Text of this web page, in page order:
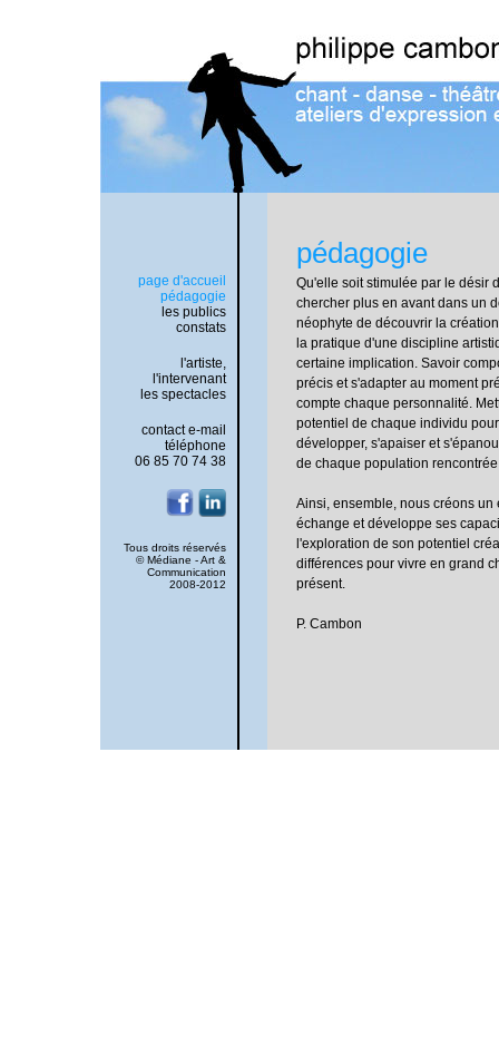
page d'accueil
pédagogie
les publics
constats
l'artiste,
l'intervenant
les spectacles
contact e-mail
téléphone
06 85 70 74 38
Tous droits réservés
© Médiane - Art &
Communication
2008-2012
pédagogie
Qu'elle soit stimulée par le désir
chercher plus en avant dans un
néophyte de découvrir la
la pratique d'une discipline
certaine implication. Savoir
précis et s'adapter au moment
compte chaque personnalité.
potentiel de chaque individu
développer, s'apaiser et
de chaque population
Ainsi, ensemble, nous créons
échange et développe ses
l'exploration de son potentiel
différences pour vivre en grand
présent.
P. Cambon